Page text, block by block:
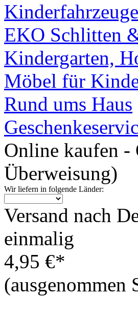
Kinderfahrzeuge
EKO Schlitten
Kindergarten,
Möbel für
Rund ums Haus
Online kaufen -
Überweisung)
Wir liefern in folgende Länder:
Versand nach
einmalig
4,95 €*
(ausgenommen